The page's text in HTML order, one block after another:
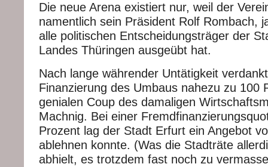
Die neue Arena existiert nur, weil der
namentlich sein Präsident Rolf Rombach,
alle politischen Entscheidungsträger der
Landes Thüringen ausgeübt hat.
Nach lange währender Untätigkeit
Finanzierung des Umbaus nahezu zu 100
genialen Coup des damaligen
Machnig. Bei einer
Prozent lag der Stadt Erfurt ein Angebot
ablehnen konnte. (Was die Stadträte
abhielt, es trotzdem fast noch zu